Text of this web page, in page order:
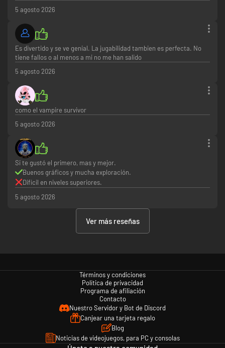
5 agosto 2026
Es divertido y se ve genial. La jugabilidad tambien es perfecta. No
tiene fallos o al menos a mi no me han salido
5 agosto 2026
como el vampire survivor
5 agosto 2026
Si te gustó el primero, mas y mejor.
Buenos gráficos y mucha exploración.
Difícil en niveles superiores.
5 agosto 2026
Ver más reseñas
Términos y condiciones
Política de privacidad
Programa de afiliación
Contacto
Nuestro Servidor y Bot de Discord
Canjear una tarjeta regalo
Blog
Noticias de videojuegos, para PC y consolas